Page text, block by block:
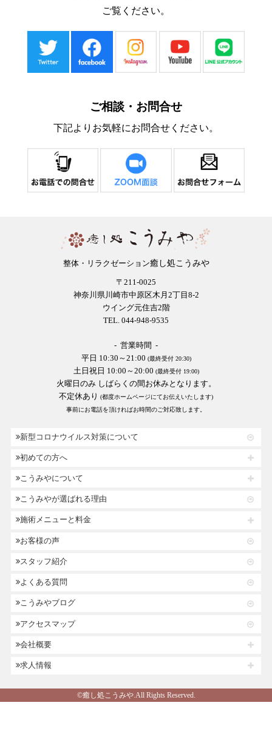
ご覧ください。
ご相談・お問合せ
下記よりお気軽にお問合せください。
整体・リラクゼーション癒し処こうみや
〒211-0025
神奈川県川崎市中原区木月2丁目8-2
ウイング元住吉2階
TEL. 044-948-9535
- 営業時間 -
平日 10:30～21:00 (最終受付 20:30)
土日祝日 10:00～20:00 (最終受付 19:00)
火曜日のみ しばらくの間お休みとなります。
不定休あり (都度ホームページにてお伝えいたします)
事前にお電話を頂ければお時間のご対応致します。
新型コロナウイルス対策について
初めての方へ
こうみやについて
こうみやが選ばれる理由
施術メニューと料金
お客様の声
スタッフ紹介
よくある質問
こうみやブログ
アクセスマップ
会社概要
求人情報
©癒し処こうみや.All Rights Reserved.